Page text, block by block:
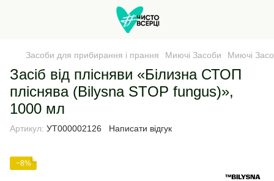
Засоби для прибирання і прання Миючі Засоби Миючі
Засіб від плісняви «Білизна СТОП
пліснява (Bilysna STOP fungus)»,
1000 мл
Артикул: УТ000002126 Написати відгук
−8%